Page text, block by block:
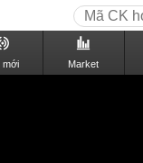
mới Market